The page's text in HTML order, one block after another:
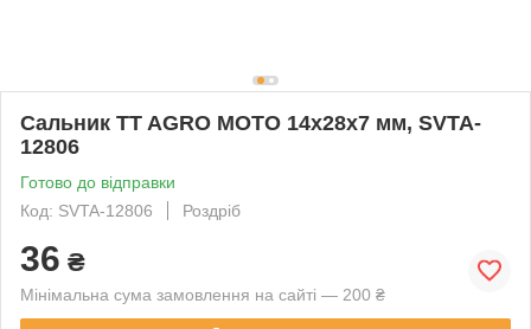
Сальник TT AGRO MOTO 14x28x7 мм, SVTA-
12806
Готово до відправки
Код: SVTA-12806
Роздріб
36 ₴
Мінімальна сума замовлення на сайті — 200 ₴